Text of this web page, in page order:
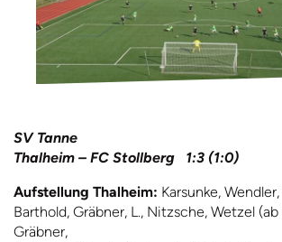
SV Tanne
Thalheim – FC Stollberg 1:3 (1:0)
Aufstellung Thalheim: Karsunke,
Barthold, Gräbner, L., Nitzsche, Wetzel
Gräbner,